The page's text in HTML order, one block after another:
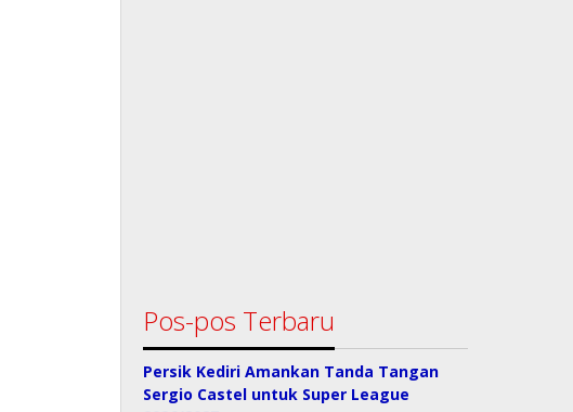
Pos-pos Terbaru
Persik Kediri Amankan Tanda Tangan
Sergio Castel untuk Super League